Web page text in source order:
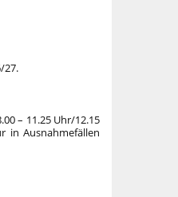
27.
– 11.25 Uhr/12.15
in Ausnahmefällen